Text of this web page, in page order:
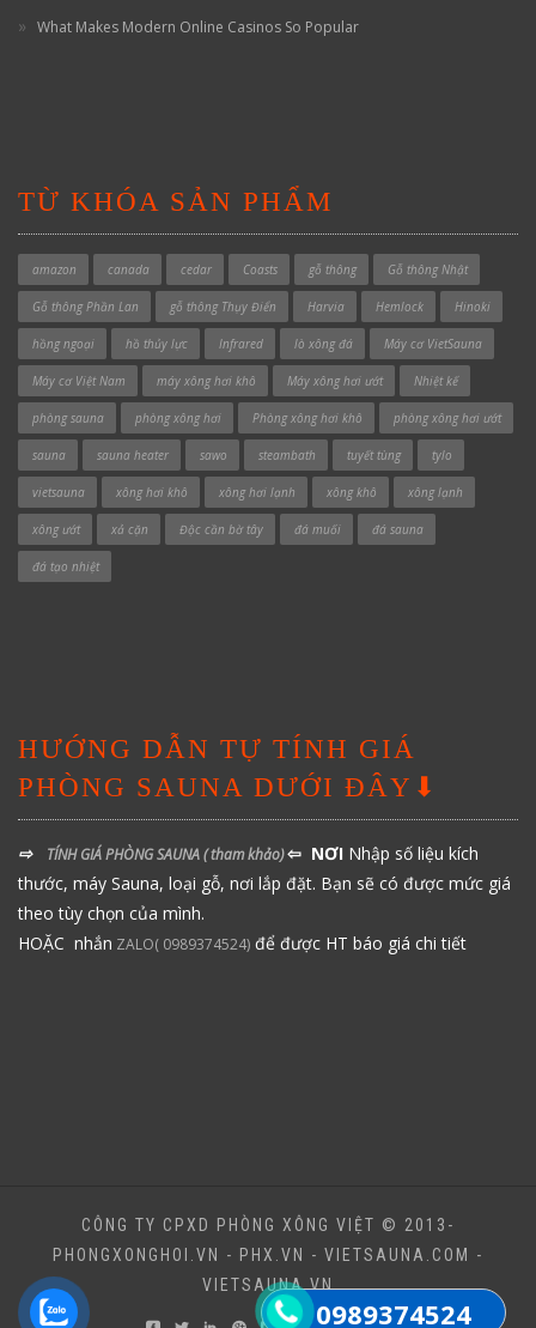
0989374524
What Makes Modern Online Casinos So Popular
TỪ KHÓA SẢN PHẨM
amazon canada cedar Coasts gỗ thông Gỗ thông Nhật
Gỗ thông Phần Lan gỗ thông Thụy Điển Harvia Hemlock Hinoki
hồng ngoại hồ thủy lực Infrared lò xông đá Máy cơ VietSauna
Máy cơ Việt Nam máy xông hơi khô Máy xông hơi ướt Nhiệt kế
phòng sauna phòng xông hơi Phòng xông hơi khô phòng xông hơi ướt
sauna sauna heater sawo steambath tuyết tùng tylo
vietsauna xông hơi khô xông hơi lạnh xông khô xông lạnh
xông ướt xả cặn Độc cần bờ tây đá muối đá sauna
đá tạo nhiệt
HƯỚNG DẪN TỰ TÍNH GIÁ
PHÒNG SAUNA DƯỚI ĐÂY⬇
⇨ TÍNH GIÁ PHÒNG SAUNA( tham khảo)⇦ NƠI Nhập số liệu kích
thước, máy Sauna, loại gỗ, nơi lắp đặt. Bạn sẽ có được mức giá
theo tùy chọn của mình.
HOẶC nhắn ZALO( 0989374524) để được HT báo giá chi tiết
CÔNG TY CPXD PHÒNG XÔNG VIỆT © 2013-
PHONGXONGHOI.VN - PHX.VN - VIETSAUNA.COM -
VIETSAUNA.VN